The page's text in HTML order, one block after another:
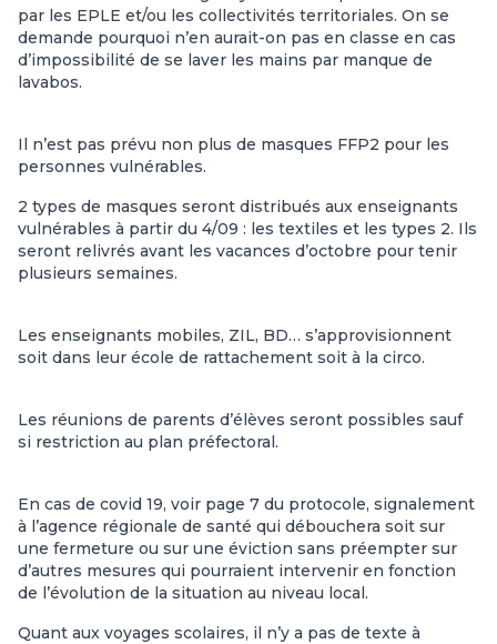
par les EPLE et/ou les collectivités territoriales. On se
demande pourquoi n’en aurait-on pas en classe en cas
d’impossibilité de se laver les mains par manque de
lavabos.
Il n’est pas prévu non plus de masques FFP2 pour les
personnes vulnérables.
2 types de masques seront distribués aux enseignants
vulnérables à partir du 4/09 : les textiles et les types 2. Ils
seront relivrés avant les vacances d’octobre pour tenir
plusieurs semaines.
Les enseignants mobiles, ZIL, BD… s’approvisionnent
soit dans leur école de rattachement soit à la circo.
Les réunions de parents d’élèves seront possibles sauf
si restriction au plan préfectoral.
En cas de covid 19, voir page 7 du protocole, signalement
à l’agence régionale de santé qui débouchera soit sur
une fermeture ou sur une éviction sans préempter sur
d’autres mesures qui pourraient intervenir en fonction
de l’évolution de la situation au niveau local.
Quant aux voyages scolaires, il n’y a pas de texte à